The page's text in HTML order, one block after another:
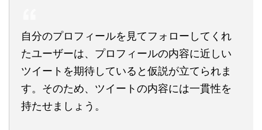
自分のプロフィールを見てフォローしてくれ
たユーザーは、プロフィールの内容に近しい
ツイートを期待していると仮説が立てられま
す。そのため、ツイートの内容には一貫性を
持たせましょう。